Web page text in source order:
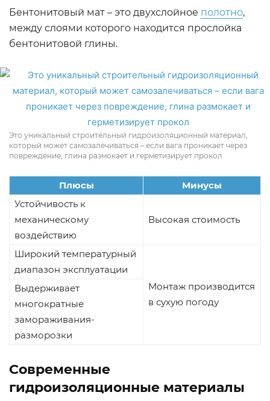
Бентонитовый мат – это двухслойное полотно,
между слоями которого находится прослойка
бентонитовой глины.
Это уникальный строительный гидроизоляционный материал,
который может самозалечиваться – если вага проникает через
повреждение, глина размокает и герметизирует прокол
Плюсы
Минусы
Устойчивость к
механическому
воздействию
Высокая стоимость
Широкий температурный
диапазон эксплуатации
Монтаж производится
в сухую погоду
Выдерживает
многократные
замораживания-
разморозки
Современные
гидроизоляционные материалы